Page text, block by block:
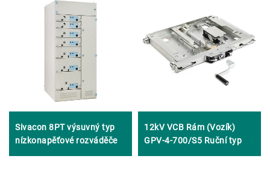
Sivacon 8PT výsuvný typ
nízkonapěťové rozváděče
12kV VCB Rám (Vozík)
GPV-4-700/S5 Ruční typ